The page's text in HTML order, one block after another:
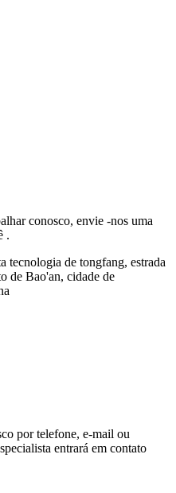
conosco, envie -nos uma
.
tecnologia de tongfang, estrada
de Bao'an, cidade de
por telefone, e-mail ou
entrará em contato